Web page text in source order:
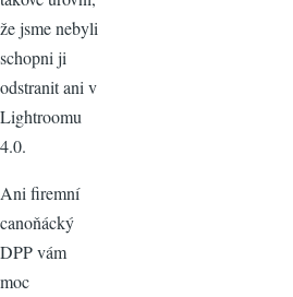
že jsme nebyli
schopni ji
odstranit ani v
Lightroomu
4.0.
Ani firemní
canoňácký
DPP vám
moc